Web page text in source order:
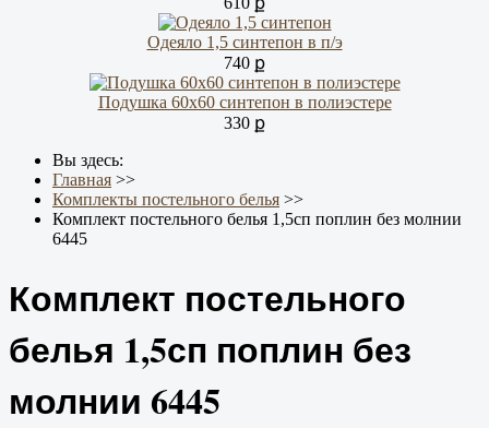
Одеяло 1,5 синтепон в п/э
740 ք
Подушка 60х60 синтепон в полиэстере
330 ք
Вы здесь:
Главная >>
Комплекты постельного белья >>
Комплект постельного белья 1,5сп поплин без молнии
6445
Комплект постельного
белья 1,5сп поплин без
молнии 6445